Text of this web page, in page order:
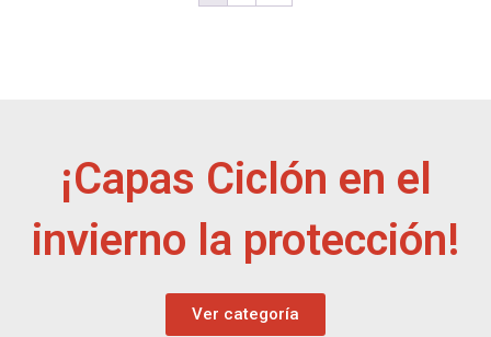
¡Capas Ciclón en el
invierno la protección!
Ver categoría